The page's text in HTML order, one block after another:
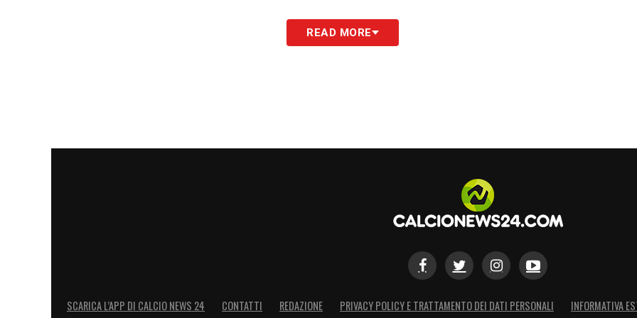
READ MORE
SCARICA L’APP DI CALCIO NEWS 24 CONTATTI REDAZIONE PRIVACY POLICY E TRATTAMENTO DEI DATI PERSONALI INFORMATIVA